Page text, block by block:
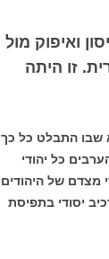
ואיפוק מול
זו היתה
שבו התבלט כל כך
כל יהודי
מצדם של היהודים
יסודי בתפיסת